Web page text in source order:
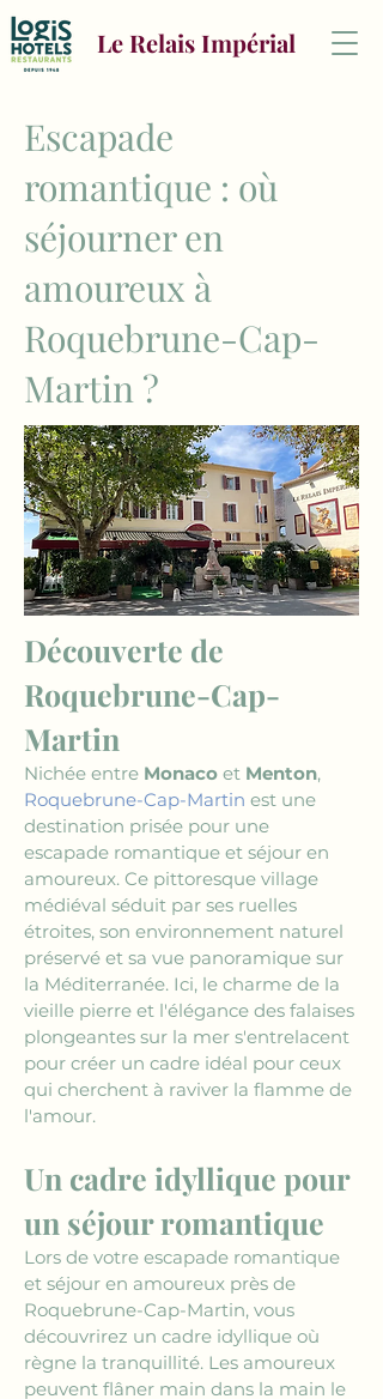
Le Relais Impérial
Escapade
romantique : où
séjourner en
amoureux à
Roquebrune-Cap-
Martin ?
Découverte de
Roquebrune-Cap-
Martin
Nichée entre Monaco et Menton,
Roquebrune-Cap-Martin est une
destination prisée pour une
escapade romantique et séjour en
amoureux. Ce pittoresque village
médiéval séduit par ses ruelles
étroites, son environnement naturel
préservé et sa vue panoramique sur
la Méditerranée. Ici, le charme de la
vieille pierre et l'élégance des falaises
plongeantes sur la mer s'entrelacent
pour créer un cadre idéal pour ceux
qui cherchent à raviver la flamme de
l'amour.
Un cadre idyllique pour
un séjour romantique
Lors de votre escapade romantique
et séjour en amoureux près de
Roquebrune-Cap-Martin, vous
découvrirez un cadre idyllique où
règne la tranquillité. Les amoureux
peuvent flâner main dans la main le